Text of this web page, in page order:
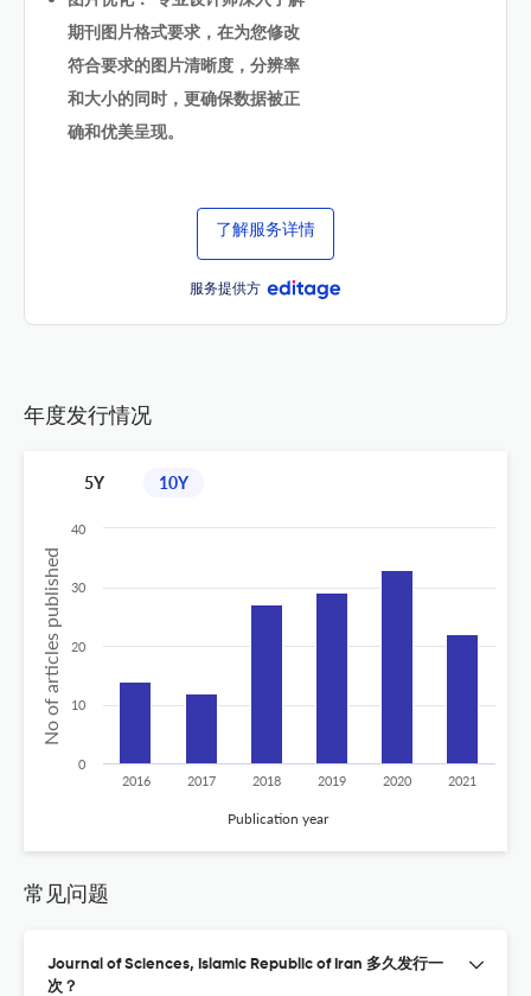
期刊图片格式要求，在为您修改
符合要求的图片清晰度，分辨率
和大小的同时，更确保数据被正
确和优美呈现。
了解服务详情
服务提供方
年度发行情况
5Y 10Y
No of articles published
Publication year
2016 2017 2018 2019 2020 2021
0
10
20
30
40
常见问题
Journal of Sciences, Islamic Republic of Iran 多久发行一
次？